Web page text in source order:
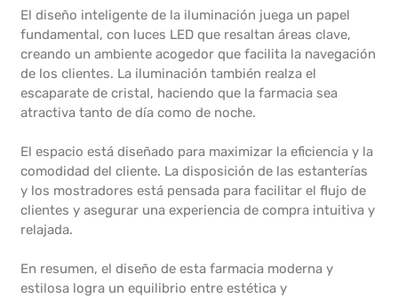
El diseño inteligente de la iluminación juega un papel
fundamental, con luces LED que resaltan áreas clave,
creando un ambiente acogedor que facilita la navegación
de los clientes. La iluminación también realza el
escaparate de cristal, haciendo que la farmacia sea
atractiva tanto de día como de noche.
El espacio está diseñado para maximizar la eficiencia y la
comodidad del cliente. La disposición de las estanterías
y los mostradores está pensada para facilitar el flujo de
clientes y asegurar una experiencia de compra intuitiva y
relajada.
En resumen, el diseño de esta farmacia moderna y
estilosa logra un equilibrio entre estética y